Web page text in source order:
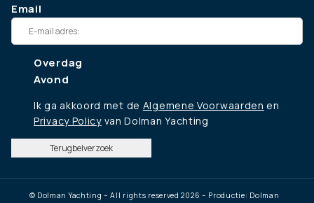
Email
Overdag
Avond
Ik ga akkoord met de Algemene Voorwaarden en
Privacy Policyvan Dolman Yachting
Terugbelverzoek
© Dolman Yachting – All rights reserved 2026 – Productie: Dolman